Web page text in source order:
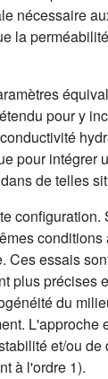
nécessaire
la
pour y
pour intégrer
de telles
essais
plus précises
du
et/ou
à l'ordre 1).